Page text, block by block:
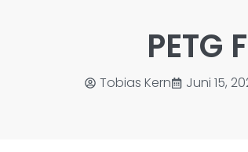
Tobias Kern Juni 15,